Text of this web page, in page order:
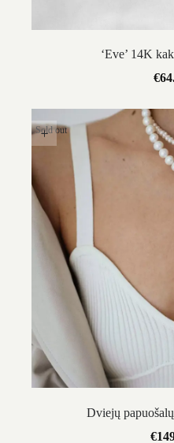
‘Eve’ 14K
€
Sold out
Dviejų
€